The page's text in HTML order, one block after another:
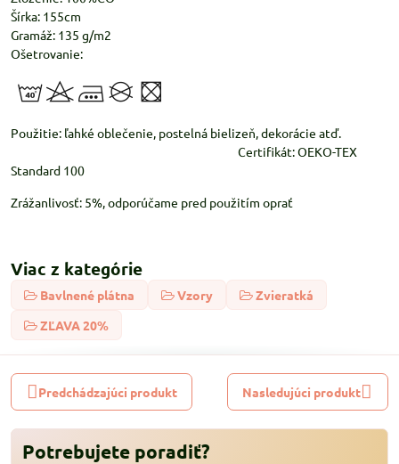
Šírka: 155cm
Gramáž: 135 g/m2
Ošetrovanie:
Použitie: ľahké oblečenie, postelná bielizeň, dekorácie atď.
Certifikát: OEKO-TEX
Standard 100
Zrážanlivosť: 5%, odporúčame pred použitím oprať
Viac z kategórie
Bavlnené plátna Vzory
Zvieratká
ZĽAVA 20%
Predchádzajúci produkt Nasledujúci produkt
Potrebujete poradiť?